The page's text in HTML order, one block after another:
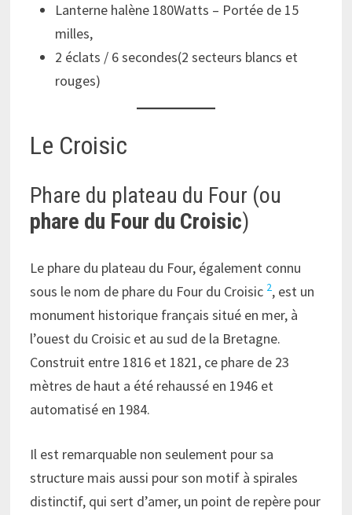
Lanterne halène 180Watts – Portée de 15
milles,
2 éclats / 6 secondes(2 secteurs blancs et
rouges)
Le Croisic
Phare du plateau du Four (ou
phare du Four du Croisic)
Le phare du plateau du Four, également connu
sous le nom de phare du Four du Croisic 2, est un
monument historique français situé en mer, à
l’ouest du Croisic et au sud de la Bretagne.
Construit entre 1816 et 1821, ce phare de 23
mètres de haut a été rehaussé en 1946 et
automatisé en 1984.
Il est remarquable non seulement pour sa
structure mais aussi pour son motif à spirales
distinctif, qui sert d’amer, un point de repère pour